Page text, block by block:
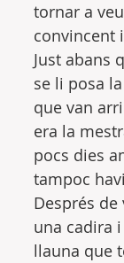
tornar a
convincent
Just abans
se li posa
que van
era la
pocs dies
tampoc
Després de
una cadira
llauna que